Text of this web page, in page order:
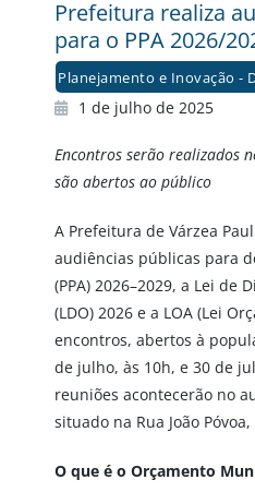
Prefeitura realiza
para o PPA 2026/
Planejamento e Inovação -
1 de julho de 2025
Encontros serão realizados
são abertos ao público
A Prefeitura de Várzea
audiências públicas para
(PPA) 2026–2029, a Lei de
(LDO) 2026 e a LOA (Lei
encontros, abertos à
de julho, às 10h, e 30 de
reuniões acontecerão no
situado na Rua João
O que é o Orçamento